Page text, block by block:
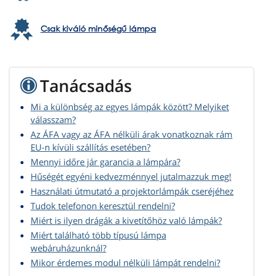
Csak kiváló minőségű lámpa
Tanácsadás
Mi a különbség az egyes lámpák között? Melyiket
válasszam?
Az ÁFA vagy az ÁFA nélküli árak vonatkoznak rám
EU-n kívüli szállítás esetében?
Mennyi időre jár garancia a lámpára?
Hűségét egyéni kedvezménnyel jutalmazzuk meg!
Használati útmutató a projektorlámpák cseréjéhez
Tudok telefonon keresztül rendelni?
Miért is ilyen drágák a kivetítőhöz való lámpák?
Miért található több típusú lámpa
webáruházunknál?
Mikor érdemes modul nélküli lámpát rendelni?